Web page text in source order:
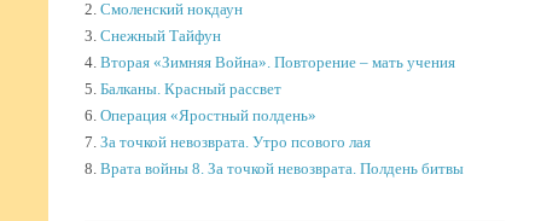
2. Смоленский нокдаун
3. Снежный Тайфун
4. Вторая «Зимняя Война». Повторение – мать учения
5. Балканы. Красный рассвет
6. Операция «Яростный полдень»
7. За точкой невозврата. Утро псового лая
8. Врата войны 8. За точкой невозврата. Полдень битвы